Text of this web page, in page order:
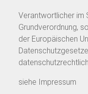
Verantwortlicher im
Grundverordnung,
der Europäischen
siehe Impressum